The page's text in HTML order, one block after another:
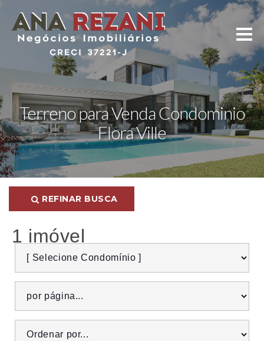
Terreno para Venda Condominio
Flora Ville
REFINAR BUSCA
1 imóvel